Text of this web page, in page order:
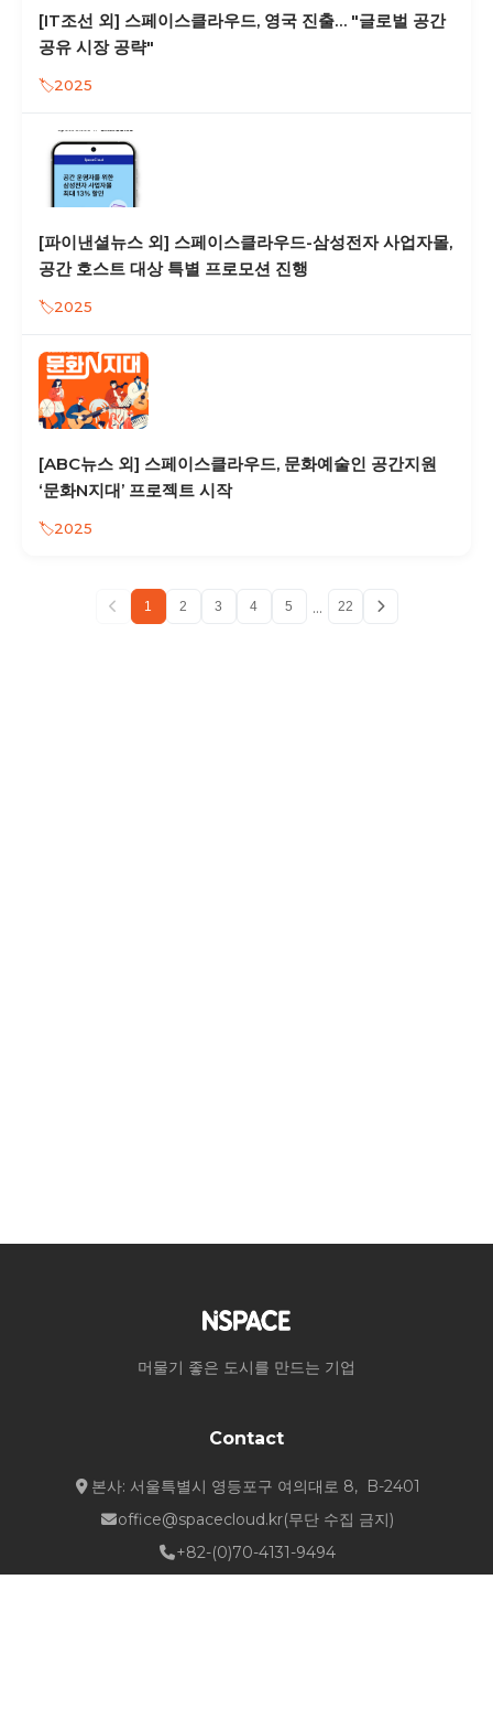
[IT조선 외] 스페이스클라우드, 영국 진출… "글로벌 공간
공유 시장 공략"
2025
[파이낸셜뉴스 외] 스페이스클라우드-삼성전자 사업자몰,
공간 호스트 대상 특별 프로모션 진행
2025
[ABC뉴스 외] 스페이스클라우드, 문화예술인 공간지원
‘문화N지대’ 프로젝트 시작
2025
1 2 3 4 5 ... 22
머물기 좋은 도시를 만드는 기업
Contact
본사: 서울특별시 영등포구 여의대로 8, B-2401
office@spacecloud.kr(무단 수집 금지)
+82-(0)70-4131-9494